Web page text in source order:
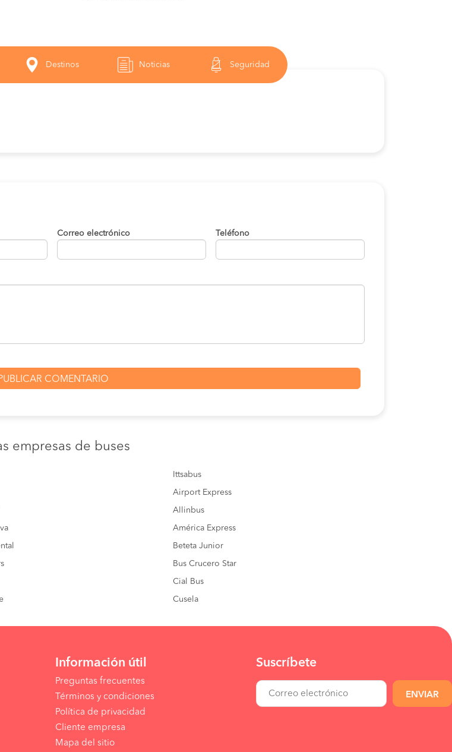
Destinos Noticias Seguridad
Correo electrónico Teléfono
empresas de buses
Ittsabus
Airport Express
Allinbus
América Express
Beteta Junior
Bus Crucero Star
Cial Bus
Cusela
Información útil
Preguntas frecuentes
Términos y condiciones
Política de privacidad
Cliente empresa
Mapa del sitio
Suscríbete
ENVIAR